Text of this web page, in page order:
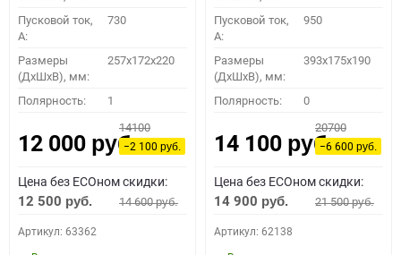
Пусковой ток,
A:
730
Размеры
(ДхШхВ), мм:
257x172x220
Полярность: 1
12 000 руб.
14100
−2 100руб.
Цена без ECOном скидки:
12 500 руб. 14 600руб.
Артикул: 63362
Пусковой ток,
A:
950
Размеры
(ДхШхВ), мм:
393x175x190
Полярность: 0
14 100 руб.
20700
−6 600руб.
Цена без ECOном скидки:
14 900 руб. 21 500руб.
Артикул: 62138